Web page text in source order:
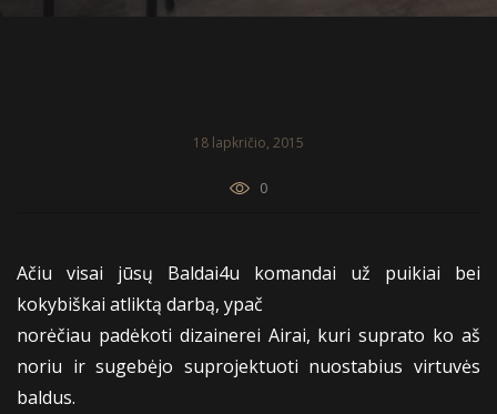
18 lapkričio, 2015
0
Ačiu visai jūsų Baldai4u komandai už puikiai bei
kokybiškai atliktą darbą, ypač
norėčiau padėkoti dizainerei Airai, kuri suprato ko aš
noriu ir sugebėjo suprojektuoti nuostabius virtuvės
baldus.